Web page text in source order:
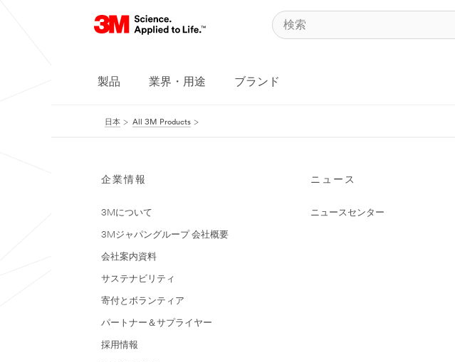
製品 業界・用途 ブランド
日本 All 3M Products
企業情報
3Mについて
3Mジャパングループ 会社概要
会社案内資料
サステナビリティ
寄付とボランティア
パートナー＆サプライヤー
採用情報
ニュース
ニュースセンター